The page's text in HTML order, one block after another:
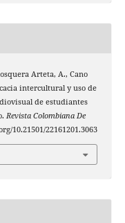
Arteta, A., Cano
intercultural y uso de
de estudiantes
Revista Colombiana De
10.21501/22161201.3063